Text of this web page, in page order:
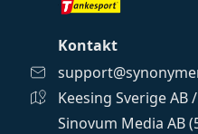
Kontakt
Keesing Sverige AB /
Sinovum Media AB